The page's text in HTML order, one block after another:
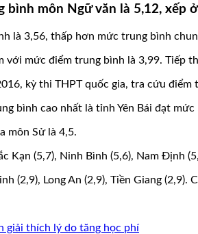
bình môn Ngữ văn là 5,12, xếp
là 3,56, thấp hơn mức trung bình
với mức điểm trung bình là 3,99. Tiếp
kỳ thi THPT quốc gia, tra cứu điểm
bình cao nhất là tỉnh Yên Bái đạt
môn Sử là 4,5.
Kạn (5,7), Ninh Bình (5,6), Nam Định
(2,9), Long An (2,9), Tiền Giang
giải thích lý do tăng học phí